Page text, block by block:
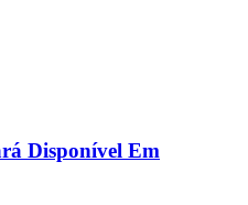
Disponível Em